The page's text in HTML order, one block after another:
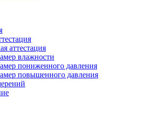
аттестация
влажности
пониженного давления
повышенного давления